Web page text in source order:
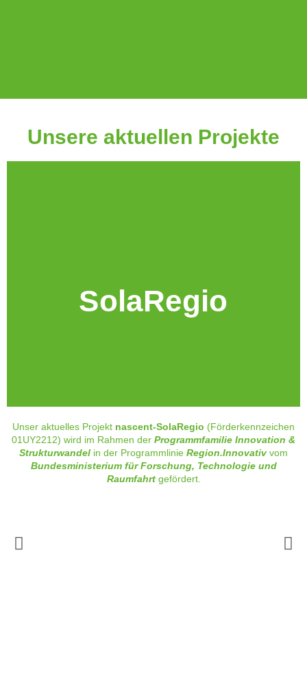
Unsere aktuellen Projekte
SolaRegio
Unser aktuelles Projekt nascent-SolaRegio (Förderkennzeichen
01UY2212) wird im Rahmen der Programmfamilie Innovation &
Strukturwandel in der Programmlinie Region.Innovativ vom
Bundesministerium für Forschung, Technologie und
Raumfahrtgefördert.